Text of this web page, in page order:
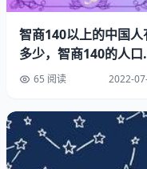
属狗的人有着一颗忠义
有困难时总会忍不住上
之人必会上前谴责，
随便在路边帮助人很
相随。
属狗的贵人属相：属兔
智商140以上的中国人
多少，智商140的人口
例 65 阅读 2022-